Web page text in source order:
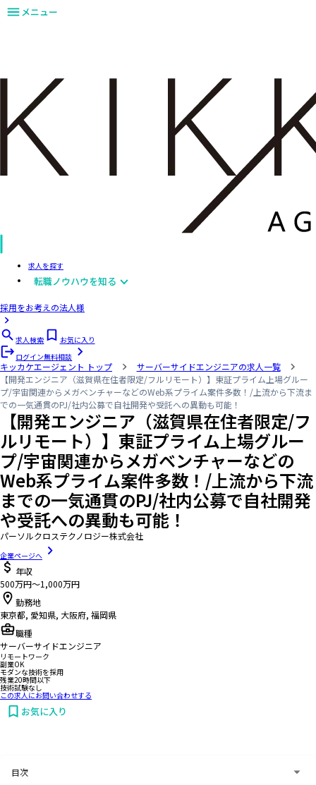
メニュー
求人を探す
転職ノウハウを知る
採用をお考えの法人様
求人検索
お気に入り
ログイン無料相談
キッカケエージェント トップ
サーバーサイドエンジニアの求人一覧
【開発エンジニア（滋賀県在住者限定/フルリモート）】東証プライム上場グルー
プ/宇宙関連からメガベンチャーなどのWeb系プライム案件多数！/上流から下流ま
での一気通貫のPJ/社内公募で自社開発や受託への異動も可能！
【開発エンジニア（滋賀県在住者限定/フ
ルリモート）】東証プライム上場グルー
プ/宇宙関連からメガベンチャーなどの
Web系プライム案件多数！/上流から下流
までの一気通貫のPJ/社内公募で自社開発
や受託への異動も可能！
パーソルクロステクノロジー株式会社
企業ページへ
年収
500万円〜1,000万円
勤務地
東京都, 愛知県, 大阪府, 福岡県
職種
サーバーサイドエンジニア
リモートワーク
副業OK
モダンな技術を採用
残業20時間以下
技術試験なし
この求人にお問い合わせする
お気に入り
目次